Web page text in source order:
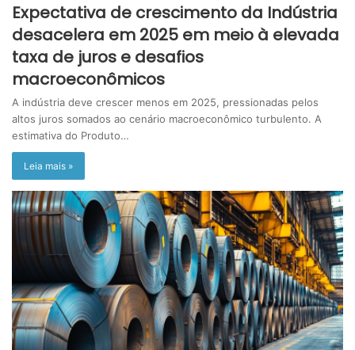
Expectativa de crescimento da Indústria
desacelera em 2025 em meio à elevada
taxa de juros e desafios
macroeconômicos
A indústria deve crescer menos em 2025, pressionadas pelos
altos juros somados ao cenário macroeconômico turbulento. A
estimativa do Produto…
Leia mais »